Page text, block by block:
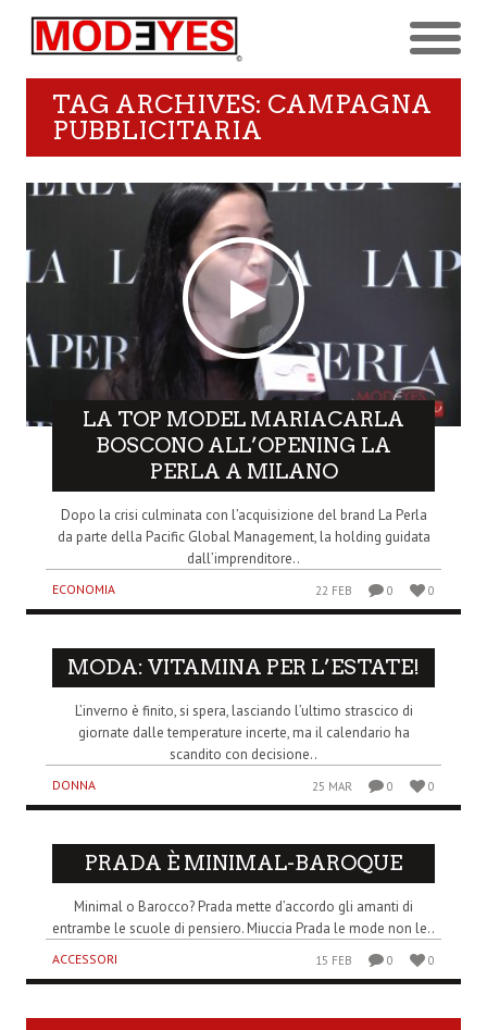
TAG ARCHIVES: CAMPAGNA
PUBBLICITARIA
LA TOP MODEL MARIACARLA
BOSCONO ALL’OPENING LA
PERLA A MILANO
Dopo la crisi culminata con l’acquisizione del brand La Perla
da parte della Pacific Global Management, la holding guidata
dall’imprenditore..
ECONOMIA 22 FEB 0 0
MODA: VITAMINA PER L’ESTATE!
L’inverno è finito, si spera, lasciando l’ultimo strascico di
giornate dalle temperature incerte, ma il calendario ha
scandito con decisione..
DONNA 25 MAR 0 0
PRADA È MINIMAL-BAROQUE
Minimal o Barocco? Prada mette d’accordo gli amanti di
entrambe le scuole di pensiero. Miuccia Prada le mode non le..
ACCESSORI 15 FEB 0 0